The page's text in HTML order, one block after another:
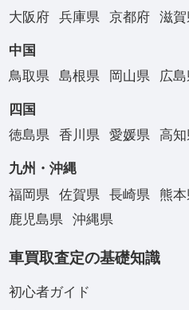
大阪府
兵庫県 京都府 滋賀
中国
鳥取県
島根県 岡山県 広
四国
徳島県
香川県 愛媛県 高
九州・沖縄
福岡県
佐賀県 長崎県 熊本
鹿児島県
沖縄県
車買取査定の基礎知識
初心者ガイド